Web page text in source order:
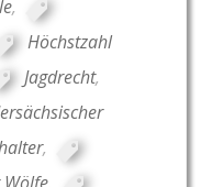
,
Höchstzahl
Jagdrecht,
,